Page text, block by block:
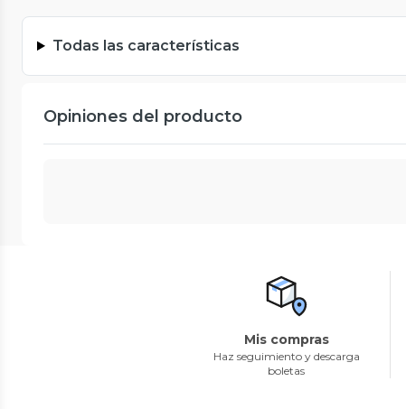
Todas las características
Opiniones del producto
Mis compras
Haz seguimiento y descarga
boletas